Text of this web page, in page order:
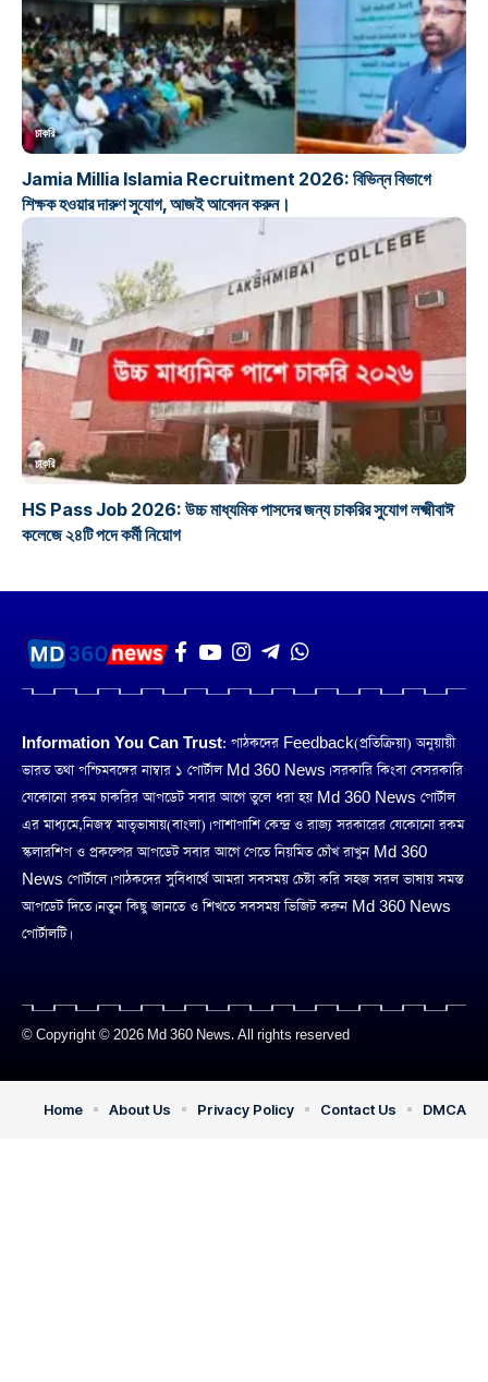
চাকরি
Jamia Millia Islamia Recruitment 2026: বিভিন্ন বিভাগে
শিক্ষক হওয়ার দারুণ সুযোগ, আজই আবেদন করুন।
চাকরি
HS Pass Job 2026: উচ্চ মাধ্যমিক পাসদের জন্য চাকরির সুযোগ লক্ষ্মীবাঈ
কলেজে ২৪টি পদে কর্মী নিয়োগ
Information You Can Trust: পাঠকদের Feedback(প্রতিক্রিয়া) অনুয়ায়ী
ভারত তথা পশ্চিমবঙ্গের নাম্বার ১ পোর্টাল Md 360 News। সরকারি কিংবা বেসরকারি
যেকোনো রকম চাকরির আপডেট সবার আগে তুলে ধরা হয় Md 360 News পোর্টাল
এর মাধ্যমে,নিজস্ব মাতৃভাষায়(বাংলা)। পাশাপাশি কেন্দ্র ও রাজ্য সরকারের যেকোনো রকম
স্কলারশিপ ও প্রকল্পের আপডেট সবার আগে পেতে নিয়মিত চোঁখ রাখুন Md 360
News পোর্টালে। পাঠকদের সুবিধার্থে আমরা সবসময় চেষ্টা করি সহজ সরল ভাষায় সমস্ত
আপডেট দিতে। নতুন কিছু জানতে ও শিখতে সবসময় ভিজিট করুন Md 360 News
পোর্টালটি।
© Copyright © 2026 Md 360 News. All rights reserved
Home About Us Privacy Policy Contact Us DMCA